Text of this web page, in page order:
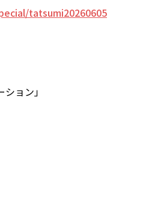
tatsumi20260605
ョン」